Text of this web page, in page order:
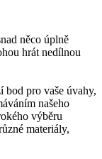
něco úplně
hrát nedílnou
pro vaše úvahy,
našeho
výběru
materiály,